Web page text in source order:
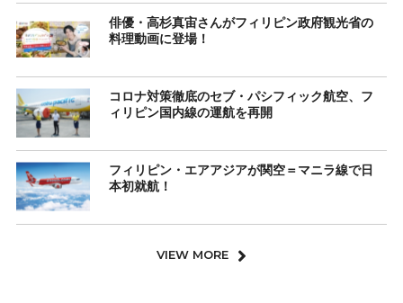
俳優・高杉真宙さんがフィリピン政府観光省の
料理動画に登場！
コロナ対策徹底のセブ・パシフィック航空、フ
ィリピン国内線の運航を再開
フィリピン・エアアジアが関空＝マニラ線で日
本初就航！
VIEW MORE